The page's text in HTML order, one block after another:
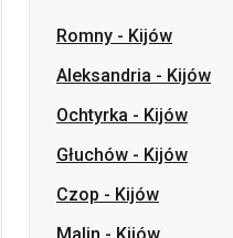
Romny - Kijów
Aleksandria - Kijów
Ochtyrka - Kijów
Głuchów - Kijów
Czop - Kijów